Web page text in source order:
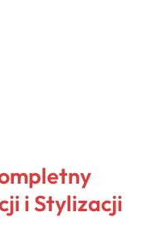
i Stylizacji